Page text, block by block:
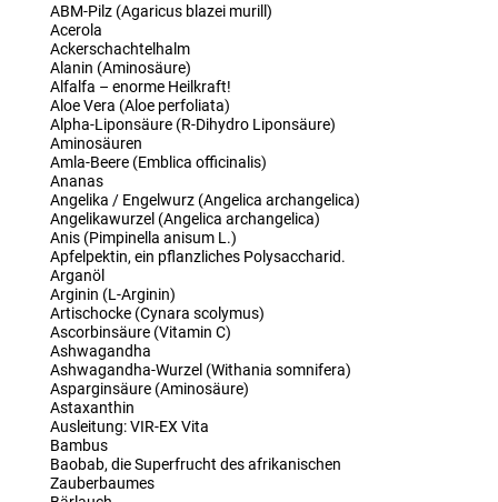
ABM-Pilz (Agaricus blazei murill)
Acerola
Ackerschachtelhalm
Alanin (Aminosäure)
Alfalfa – enorme Heilkraft!
Aloe Vera (Aloe perfoliata)
Alpha-Liponsäure (R-Dihydro Liponsäure)
Aminosäuren
Amla-Beere (Emblica officinalis)
Ananas
Angelika / Engelwurz (Angelica archangelica)
Angelikawurzel (Angelica archangelica)
Anis (Pimpinella anisum L.)
Apfelpektin, ein pflanzliches Polysaccharid.
Arganöl
Arginin (L-Arginin)
Artischocke (Cynara scolymus)
Ascorbinsäure (Vitamin C)
Ashwagandha
Ashwagandha-Wurzel (Withania somnifera)
Asparginsäure (Aminosäure)
Astaxanthin
Ausleitung: VIR-EX Vita
Bambus
Baobab, die Superfrucht des afrikanischen
Zauberbaumes